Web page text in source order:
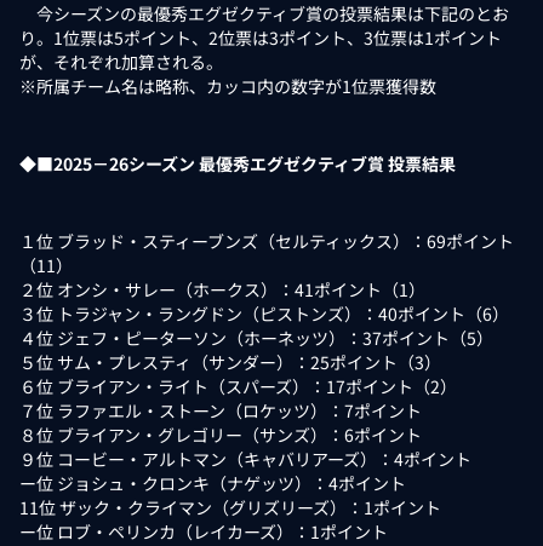
今シーズンの最優秀エグゼクティブ賞の投票結果は下記のとお
り。1位票は5ポイント、2位票は3ポイント、3位票は1ポイント
が、それぞれ加算される。
※所属チーム名は略称、カッコ内の数字が1位票獲得数
◆■2025－26シーズン 最優秀エグゼクティブ賞 投票結果
１位 ブラッド・スティーブンズ（セルティックス）：69ポイント
（11）
２位 オンシ・サレー（ホークス）：41ポイント（1）
３位 トラジャン・ラングドン（ピストンズ）：40ポイント（6）
４位 ジェフ・ピーターソン（ホーネッツ）：37ポイント（5）
５位 サム・プレスティ（サンダー）：25ポイント（3）
６位 ブライアン・ライト（スパーズ）：17ポイント（2）
７位 ラファエル・ストーン（ロケッツ）：7ポイント
８位 ブライアン・グレゴリー（サンズ）：6ポイント
９位 コービー・アルトマン（キャバリアーズ）：4ポイント
ー位 ジョシュ・クロンキ（ナゲッツ）：4ポイント
11位 ザック・クライマン（グリズリーズ）：1ポイント
ー位 ロブ・ペリンカ（レイカーズ）：1ポイント